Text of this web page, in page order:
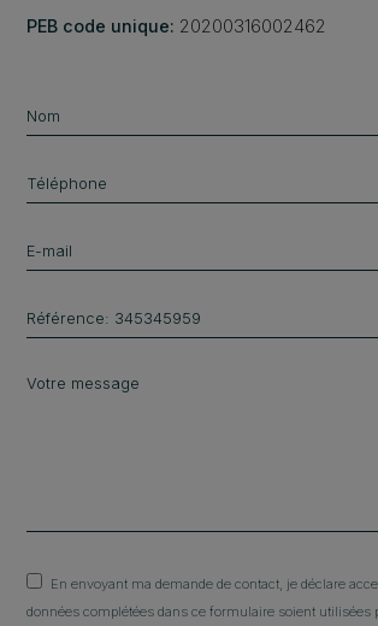
PEB code unique: 20200316002462
En envoyant ma demande de contact, je déclare
données complétées dans ce formulaire soient utilisées